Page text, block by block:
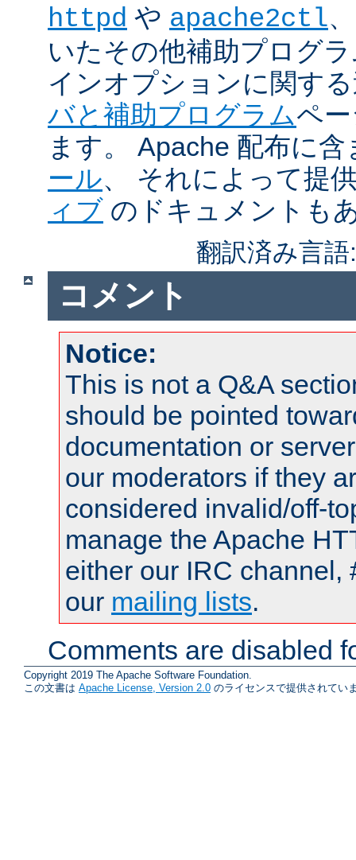
httpd や apache2ctl
いたその他補助プログ
インオプションに関す
バと補助プログラムペ
ます。 Apache 配布に
ール、 それによって提
ィブ のドキュメントも
翻訳済み言
コメント
Notice:
This is not a Q&A
should be pointed
documentation or
our moderators if they
considered invalid/off-
manage the Apache
either our IRC channel,
our mailing lists.
Comments are disabled
Copyright 2019 The Apache Software Foundation.
この文書は Apache License, Version 2.0 のライセンスで提供されてい